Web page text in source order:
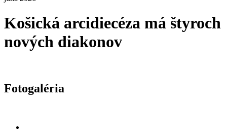
Košická arcidiecéza má štyroch
nových diakonov
Fotogaléria